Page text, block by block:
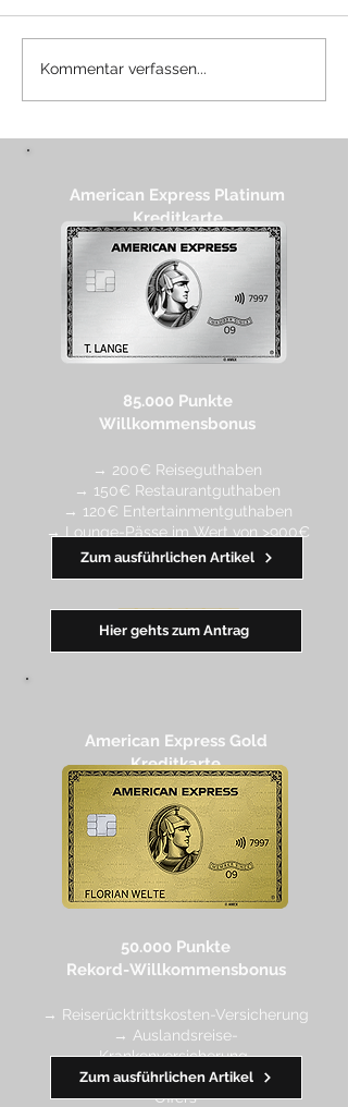
Die Payback American
Willkommensbonus
Kommentar verfassen...
American Express Platinum
Kreditkarte
85.000 Punkte
Willkommensbonus
→ 200€ Reiseguthaben
→ 150€ Restaurantguthaben
→ 120€ Entertainmentguthaben
→ Lounge-Pässe im Wert von >900€
━━━━━━━
Zum ausführlichen Artikel
Hier gehts zum Antrag
American Express Gold
Kreditkarte
50.000 Punkte
Rekord-Willkommensbonus
→ Reiserücktrittskosten-Versicherung
→ Auslandsreise-
Krankenversicherung
→ wertvolle Rabatte dank Amex
Offers
Zum ausführlichen Artikel